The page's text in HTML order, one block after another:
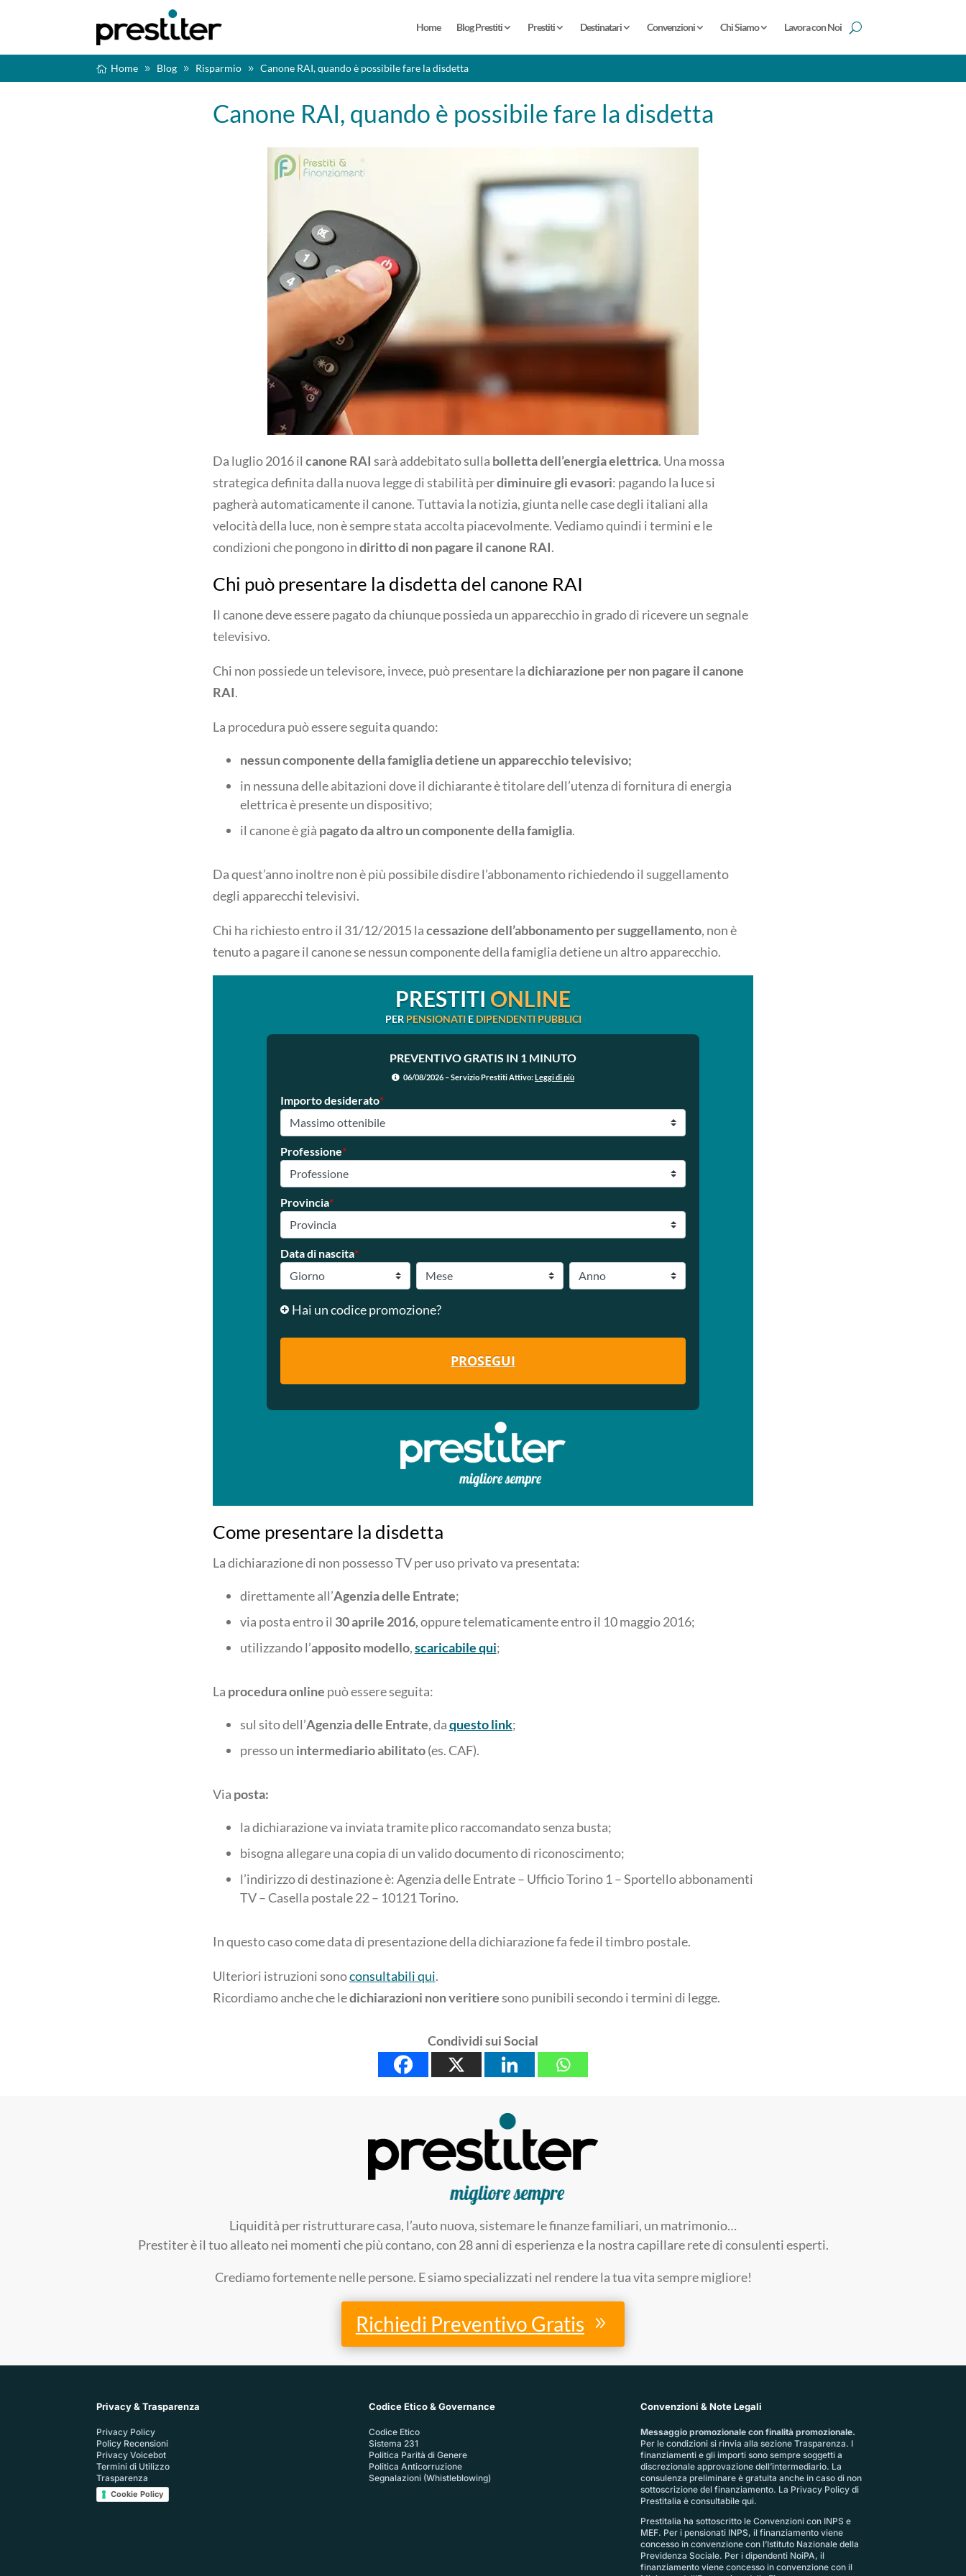
Home Blog Prestiti Prestiti Destinatari Convenzioni Chi Siamo Lavora con Noi
Home Blog Risparmio Canone RAI, quando è possibile fare la disdetta
Canone RAI, quando è possibile fare la disdetta
Da luglio 2016 il canone RAI sarà addebitato sulla bolletta dell’energia elettrica. Una mossa
strategica definita dalla nuova legge di stabilità perdiminuire gli evasori: pagando la luce si
pagherà automaticamente il canone. Tuttavia la notizia, giunta nelle case degli italiani alla
velocità della luce, non è sempre stata accolta piacevolmente. Vediamo quindi i termini e le
condizioni che pongono indiritto di non pagare il canone RAI.
Chi può presentare la disdetta del canone RAI
Il canone deve essere pagato da chiunque possieda un apparecchio in grado di ricevere un segnale
televisivo.
Chi non possiede un televisore, invece, può presentare ladichiarazione per non pagare il canone
RAI.
La procedura può essere seguita quando:
nessun componente della famiglia detiene un apparecchio televisivo;
in nessuna delle abitazioni dove il dichiarante è titolare dell’utenza di fornitura di energia
elettrica è presente un dispositivo;
il canone è già pagato da altro un componente della famiglia.
Da quest’anno inoltre non è più possibile disdire l’abbonamento richiedendo il suggellamento
degli apparecchi televisivi.
Chi ha richiesto entro il 31/12/2015 lacessazione dell’abbonamento per suggellamento, non è
tenuto a pagare il canone se nessun componente della famiglia detiene un altro apparecchio.
PRESTITI ONLINE
PER PENSIONATIE DIPENDENTI PUBBLICI
PREVENTIVO GRATIS IN 1 MINUTO
06/08/2026 – Servizio Prestiti Attivo:Leggi di più
Importo desiderato*
Professione*
Provincia*
Data di nascita*
Hai un codice promozione?
PROSEGUI
Come presentare la disdetta
La dichiarazione di non possesso TV per uso privato va presentata:
direttamente all’Agenzia delle Entrate;
via posta entro il 30 aprile 2016, oppure telematicamente entro il 10 maggio 2016;
utilizzando l’apposito modello,scaricabile qui;
La procedura online può essere seguita:
sul sito dell’Agenzia delle Entrate, daquesto link;
presso un intermediario abilitato(es. CAF).
Via posta:
la dichiarazione va inviata tramite plico raccomandato senza busta;
bisogna allegare una copia di un valido documento di riconoscimento;
l’indirizzo di destinazione è: Agenzia delle Entrate – Ufficio Torino 1 – Sportello abbonamenti
TV – Casella postale 22 – 10121 Torino.
In questo caso come data di presentazione della dichiarazione fa fede il timbro postale.
Ulteriori istruzioni sonoconsultabili qui.
Ricordiamo anche che ledichiarazioni non veritieresono punibili secondo i termini di legge.
Condividi sui Social
Liquidità per ristrutturare casa, l’auto nuova, sistemare le finanze familiari, un matrimonio…
Prestiter è il tuo alleato nei momenti che più contano, con 28 anni di esperienza e la nostra capillare rete di consulenti esperti.
Crediamo fortemente nelle persone. E siamo specializzati nel rendere la tua vita sempre migliore!
Richiedi Preventivo Gratis
Privacy & Trasparenza
Privacy Policy
Policy Recensioni
Privacy Voicebot
Termini di Utilizzo
Trasparenza
Cookie Policy
Codice Etico & Governance
Codice Etico
Sistema 231
Politica Parità di Genere
Politica Anticorruzione
Segnalazioni (Whistleblowing)
Convenzioni & Note Legali
Messaggio promozionale con finalità promozionale.
Per le condizioni si rinvia alla sezione Trasparenza. I
finanziamenti e gli importi sono sempre soggetti a
discrezionale approvazione dell’intermediario. La
consulenza preliminare è gratuita anche in caso di non
sottoscrizione del finanziamento. La Privacy Policy di
Prestitalia è consultabile qui.
Prestitalia ha sottoscritto le Convenzioni con INPS e
MEF. Per i pensionati INPS, il finanziamento viene
concesso in convenzione con l’Istituto Nazionale della
Previdenza Sociale. Per i dipendenti NoiPA, il
finanziamento viene concesso in convenzione con il